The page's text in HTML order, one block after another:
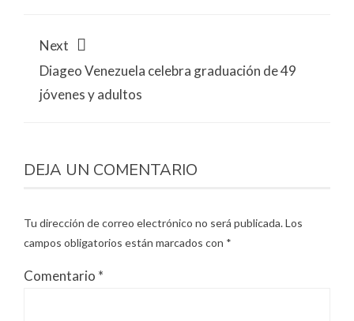
Next
Diageo Venezuela celebra graduación de 49
jóvenes y adultos
DEJA UN COMENTARIO
Tu dirección de correo electrónico no será publicada.Los
campos obligatorios están marcados con *
Comentario *